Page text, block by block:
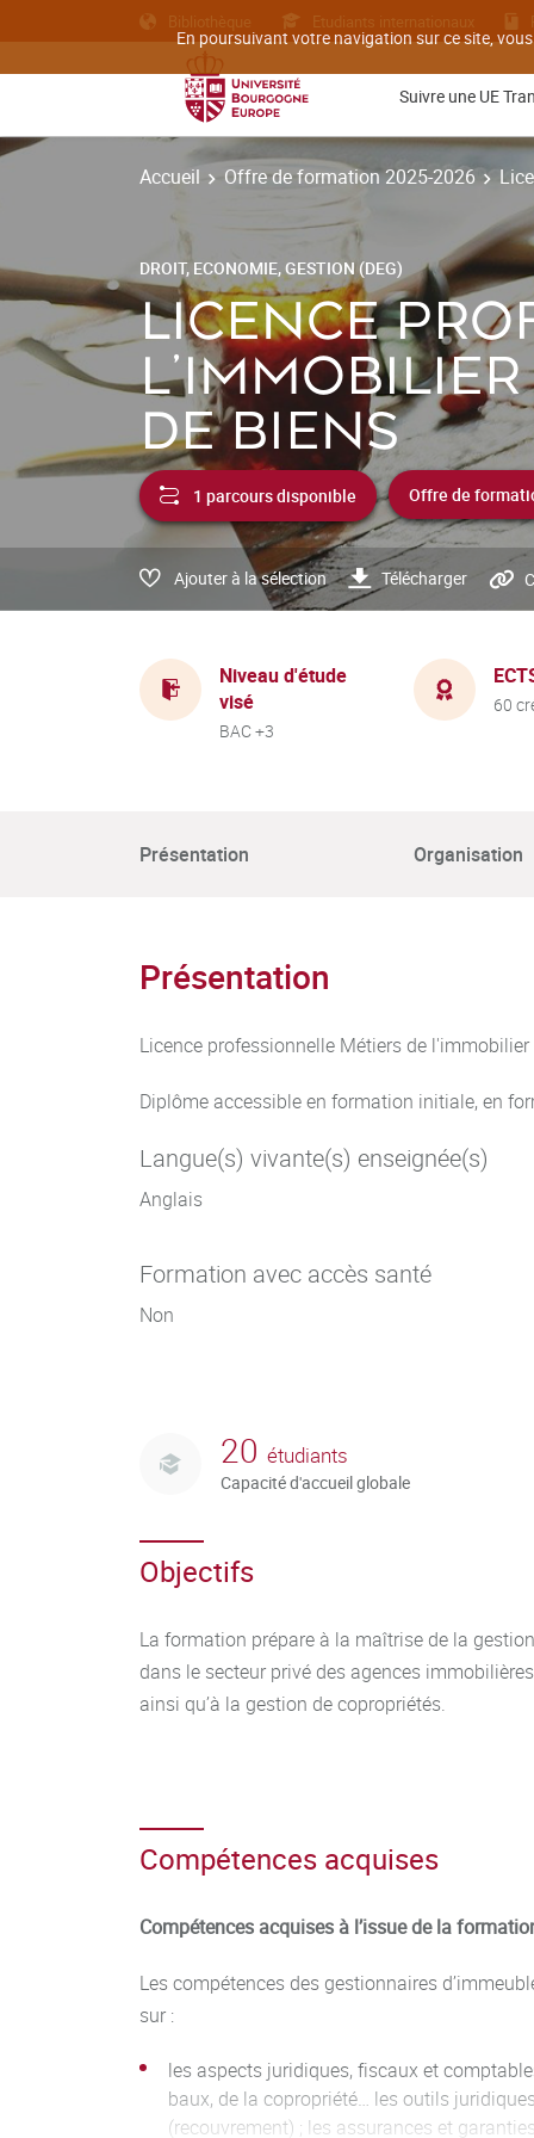
En poursuivant votre navigation sur ce site,
Bibliothèque Etudiants internationaux
Suivre une UE
Accueil Offre de formation 2025-2026
DROIT, ECONOMIE, GESTION (DEG)
LICENCE
L'IMMOBILIER
DE BIENS
1 parcours disponible
Ajouter à la sélection Télécharger
Niveau d'étude
visé
BAC +3
60
Présentation Organisation
Présentation
Licence professionnelle Métiers de
Diplôme accessible en formation initiale, en
Langue(s) vivante(s) enseignée(s)
Anglais
Formation avec accès santé
Non
20 étudiants
Capacité d'accueil globale
Objectifs
La formation prépare à la maîtrise de la
dans le secteur privé des agences
ainsi qu’à la gestion de copropriétés.
Compétences acquises
Compétences acquises à l’issue de la
Les compétences des gestionnaires
sur :
les aspects juridiques, fiscaux et
baux, de la copropriété… les outils
(recouvrement) ; les assurances et